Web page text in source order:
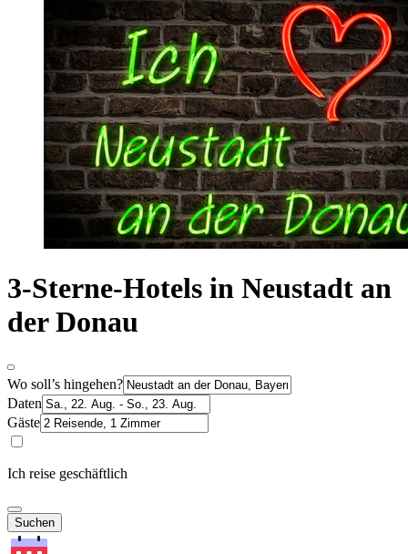
3-Sterne-Hotels in Neustadt an
der Donau
Wo soll’s hingehen?
Daten
Gäste
Ich reise geschäftlich
Suchen